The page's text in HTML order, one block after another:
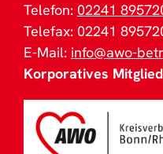
Telefon: 02241
Telefax: 02241
E-Mail: info@awo-
Korporatives